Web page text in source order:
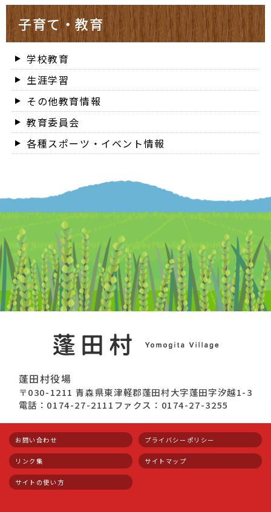
子育て・教育
学校教育
生涯学習
その他教育情報
教育委員会
各種スポーツ・イベント情報
蓬田村役場
〒030-1211 青森県東津軽郡蓬田村大字蓬田字汐越1-3
電話：0174-27-2111 ファクス：0174-27-3255
お問い合わせ プライバシーポリシー
リンク集 サイトマップ
サイトの使い方